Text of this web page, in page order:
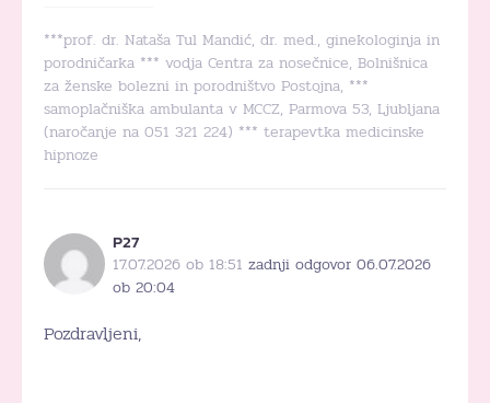
***prof. dr. Nataša Tul Mandić, dr. med., ginekologinja in
porodničarka *** vodja Centra za nosečnice, Bolnišnica
za ženske bolezni in porodništvo Postojna, ***
samoplačniška ambulanta v MCCZ, Parmova 53, Ljubljana
(naročanje na 051 321 224) *** terapevtka medicinske
hipnoze
P27
17.07.2026 ob 18:51 zadnji odgovor 06.07.2026
ob 20:04
Pozdravljeni,